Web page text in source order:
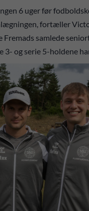
6 uger før
fortæller
samlede
og serie 5-holdene